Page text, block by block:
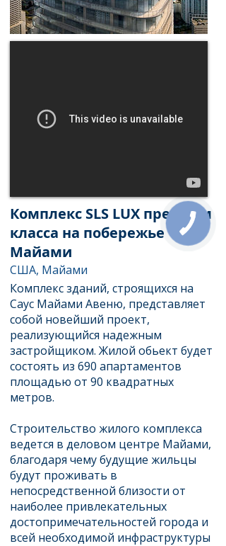
Комплекс SLS LUX премиум
класса на побережье
Майами
США, Майами
Комплекс зданий, строящихся на
Саус Майами Авеню, представляет
собой новейший проект,
реализующийся надежным
застройщиком. Жилой обьект будет
состоять из 690 апартаментов
площадью от 90 квадратных
метров.
Строительство жилого комплекса
ведется в деловом центре Майами,
благодаря чему будущие жильцы
будут проживать в
непосредственной близости от
наиболее привлекательных
достопримечательностей города и
всей необходимой инфраструктуры